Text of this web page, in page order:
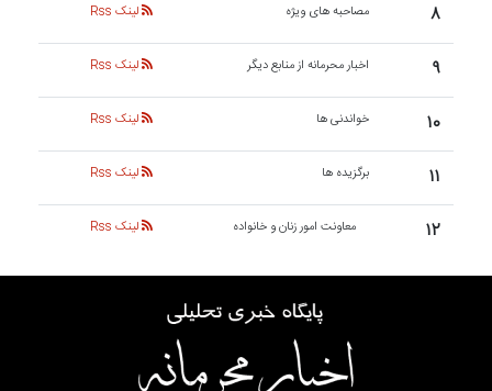
۸ مصاحبه های ویژه لینک Rss
۹ اخبار محرمانه از منابع دیگر لینک Rss
۱۰ خواندنی ها لینک Rss
۱۱ برگزیده ها لینک Rss
۱۲ معاونت امور زنان و خانواده لینک Rss